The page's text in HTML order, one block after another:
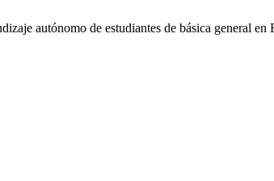
autónomo de estudiantes de básica general en